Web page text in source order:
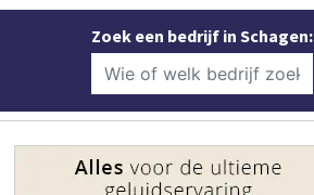
Zoek een bedrijf in Schagen: